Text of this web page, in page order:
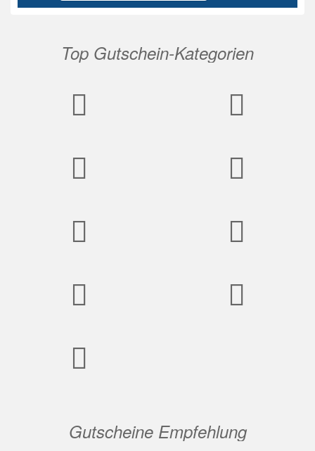
Top Gutschein-Kategorien
Gutscheine Empfehlung